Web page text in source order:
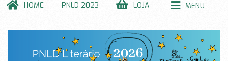
HOME PNLD 2023 LOJA MENU